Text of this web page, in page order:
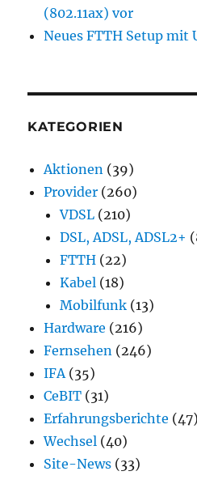
(802.11ax) vor
Neues FTTH Setup mit
KATEGORIEN
Aktionen (39)
Provider (260)
VDSL (210)
DSL, ADSL, ADSL2+
FTTH (22)
Kabel (18)
Mobilfunk (13)
Hardware (216)
Fernsehen (246)
IFA (35)
CeBIT (31)
Erfahrungsberichte (47)
Wechsel (40)
Site-News (33)